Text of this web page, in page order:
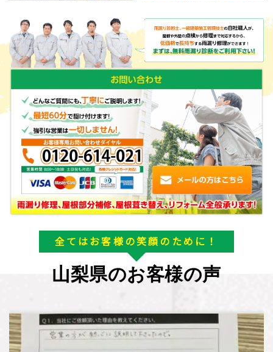
全てはお客様の笑顔のために！
山梨県のお客様の声